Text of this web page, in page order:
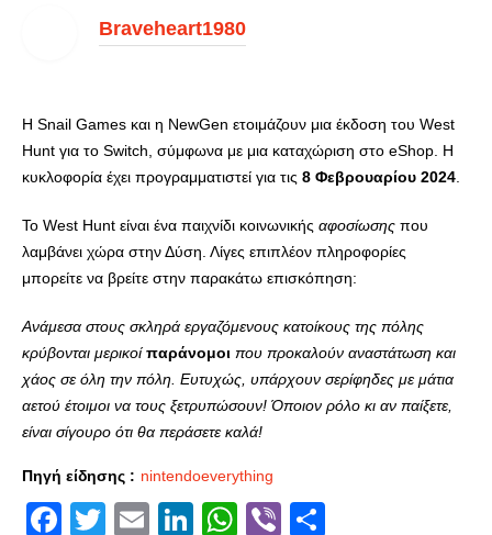
Braveheart1980
Η Snail Games και η NewGen ετοιμάζουν μια έκδοση του West
Hunt για το Switch, σύμφωνα με μια καταχώριση στο eShop. Η
κυκλοφορία έχει προγραμματιστεί για τις 8 Φεβρουαρίου 2024
Το West Hunt είναι ένα παιχνίδι κοινωνικής αφοσίωσης που
λαμβάνει χώρα στην Δύση. Λίγες επιπλέον πληροφορίες
μπορείτε να βρείτε στην παρακάτω επισκόπηση:
Ανάμεσα στους σκληρά εργαζόμενους κατοίκους της πόλης
κρύβονται μερικοίπαράνομοι που προκαλούν αναστάτωση και
χάος σε όλη την πόλη. Ευτυχώς, υπάρχουν σερίφηδες με μάτια
αετού έτοιμοι να τους ξετρυπώσουν! Όποιον ρόλο κι αν παίξετε,
είναι σίγουρο ότι θα περάσετε καλά!
Πηγή είδησης : nintendoeverything
Facebook
Twitter
EmailLinkedIn
WhatsApp
Viber